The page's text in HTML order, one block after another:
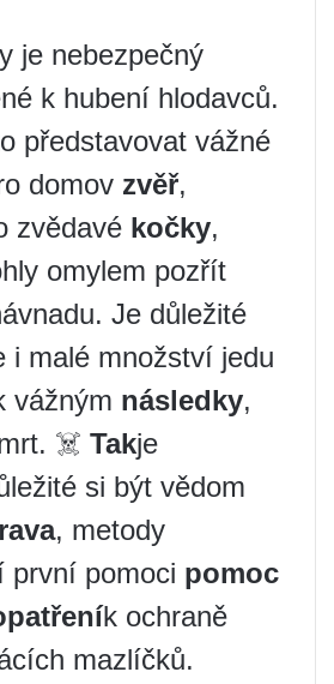
je nebezpečný
k hubení hlodavců.
představovat vážné
domov zvěř,
zvědavé kočky,
omylem pozřít
Je důležité
i malé množství jedu
vážným následky,
☠️ Takje
si být vědom
, metody
první pomoci pomoc
k ochraně
mazlíčků.